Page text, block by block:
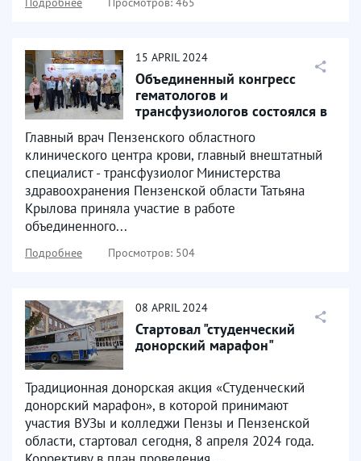
15 APRIL 2024
Объединенный конгресс
гематологов и
трансфузиологов состоялся в
Главный врач Пензенского областного
клинического центра крови, главный внештатный
специалист - трансфузиолог Министерства
здравоохранения Пензенской области Татьяна
Крылова приняла участие в работе
объединенного...
Подробнее Просмотров: 504
08 APRIL 2024
Стартовал "студенческий
донорский марафон"
Традиционная донорская акция «Студенческий
донорский марафон», в которой принимают
участия ВУЗы и колледжи Пензы и Пензенской
области, стартовал сегодня, 8 апреля 2024 года.